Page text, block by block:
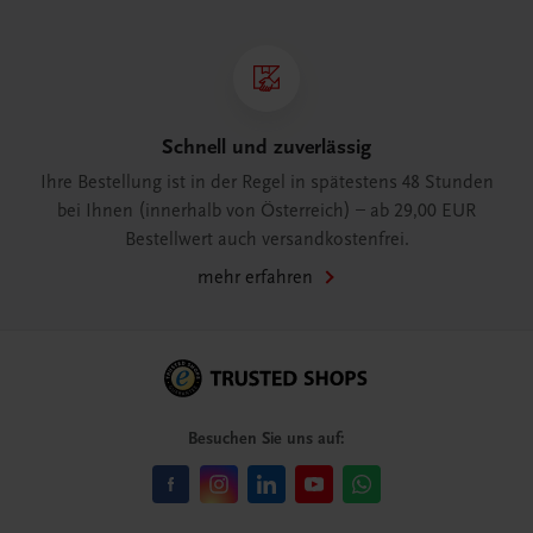
Schnell und zuverlässig
Ihre Bestellung ist in der Regel in spätestens 48 Stunden
bei Ihnen (innerhalb von Österreich) – ab 29,00 EUR
Bestellwert auch versandkostenfrei.
mehr erfahren
Besuchen Sie uns auf: